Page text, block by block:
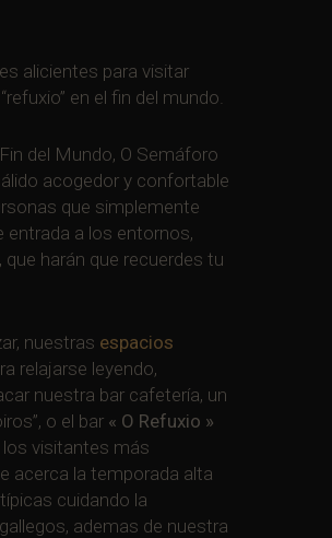
alicientes para visitar
en el fin del mundo.
del Mundo, O Semáforo
acogedor y confortable
que simplemente
entrada a los entornos,
harán que recuerdes tu
nuestras espacios
relajarse leyendo,
nuestra bar cafetería, un
o el bar « O Refuxio »
visitantes más
acerca la temporada alta
cuidando la
ademas de nuestra